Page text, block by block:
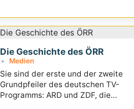
Die Geschichte des ÖRR
Medien
Sie sind der erste und der zweite
Grundpfeiler des deutschen TV-
Programms: ARD und ZDF, die